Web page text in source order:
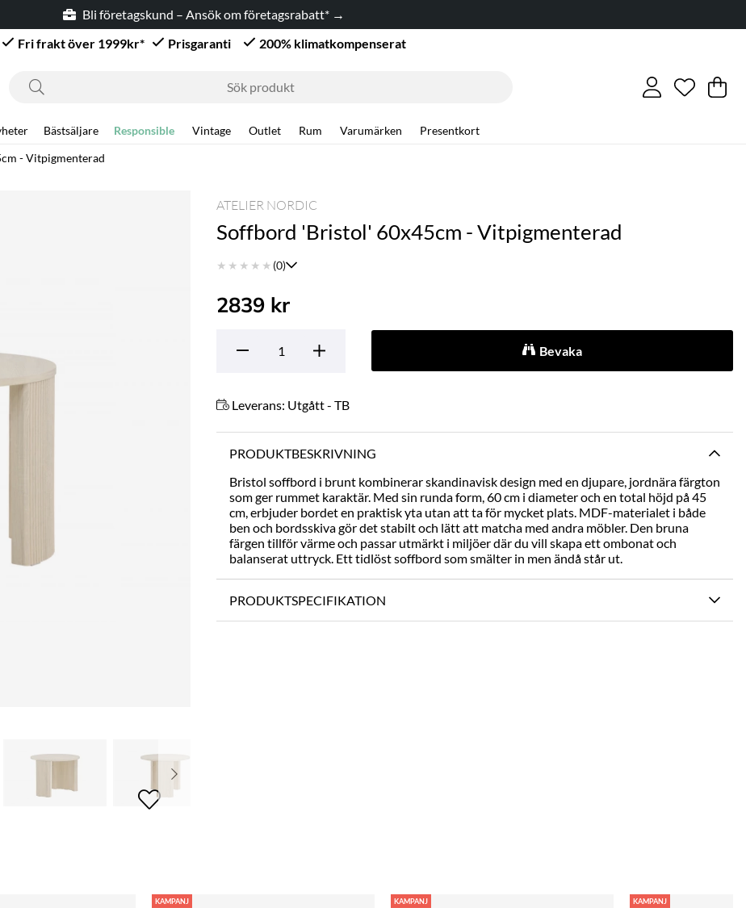
Bli företagskund – Ansök om företagsrabatt* →
Fri frakt över 1999kr*
Prisgaranti 200% klimatkompenserat
Antal i
. .
Bästsäljare Responsible Vintage Outlet Rum Varumärken
Presentkort
- Vitpigmenterad
ATELIER NORDIC
Soffbord 'Bristol' 60x45cm - Vitpigmenterad
★ ★ ★ ★ ★ (0)
2839 kr
Bevaka
Leverans: Utgått - TB
PRODUKTBESKRIVNING
Bristol soffbord i brunt kombinerar skandinavisk design med en djupare, jordnära färgton
som ger rummet karaktär. Med sin runda form, 60 cm i diameter och en total höjd på 45
cm, erbjuder bordet en praktisk yta utan att ta för mycket plats. MDF-materialet i både
ben och bordsskiva gör det stabilt och lätt att matcha med andra möbler. Den bruna
färgen tillför värme och passar utmärkt i miljöer där du vill skapa ett ombonat och
balanserat uttryck. Ett tidlöst soffbord som smälter in men ändå står ut.
PRODUKTSPECIFIKATION
KAMPANJ KAMPANJ KAMPANJ